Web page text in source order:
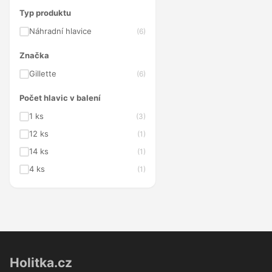
Typ produktu
Náhradní hlavice
(6)
Značka
Gillette
(6)
Počet hlavic v balení
1 ks
(3)
12 ks (1)
14 ks (1)
4 ks (1)
Holitka.cz